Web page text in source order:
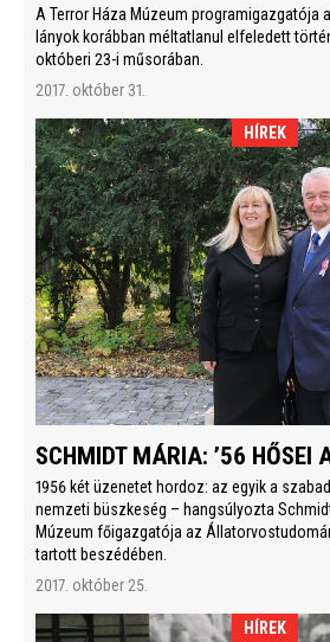
A Terror Háza Múzeum programigazgatója
lányok korábban méltatlanul elfeledett
októberi 23-i műsorában.
2017. október 31.
HÍREK
SCHMIDT MÁRIA: ’56 HŐSEI
1956 két üzenetet hordoz: az egyik a
nemzeti büszkeség – hangsúlyozta
Múzeum főigazgatója az
tartott beszédében.
2017. október 25.
HÍREK